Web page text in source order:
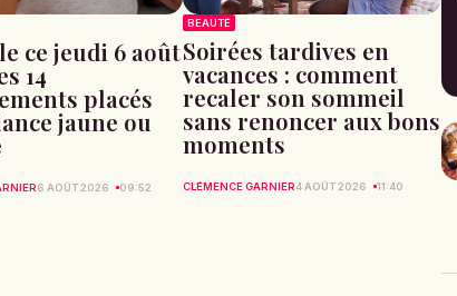
ce jeudi 6 août
14
placés
jaune ou
6 AOÛT 2026 09:52
BEAUTÉ
Soirées tardives en
vacances : comment
recaler son sommeil
sans renoncer aux bons
moments
CLÉMENCE GARNIER4 AOÛT 2026 11:40